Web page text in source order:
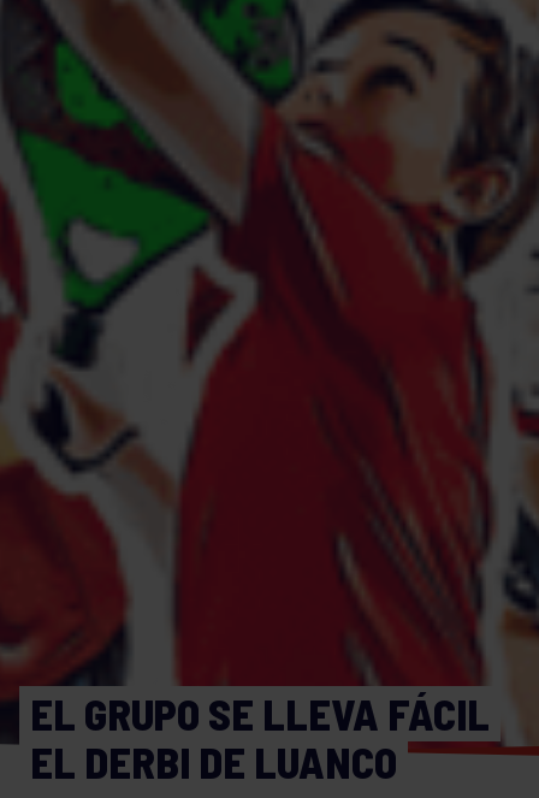
EL GRUPO SE LLEVA FÁCIL
EL DERBI DE LUANCO